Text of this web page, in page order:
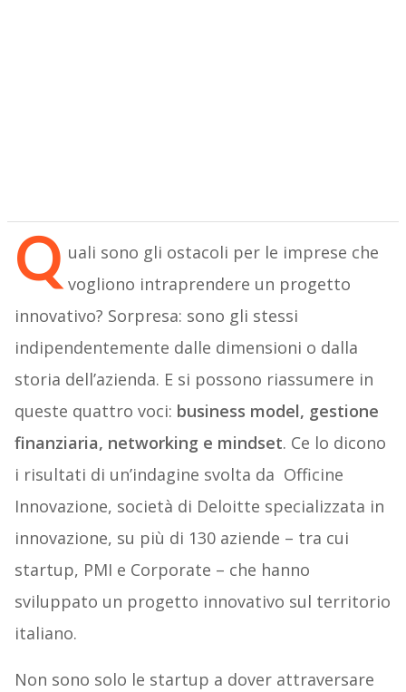
Q uali sono gli ostacoli per le imprese che
vogliono intraprendere un progetto
innovativo? Sorpresa: sono gli stessi
indipendentemente dalle dimensioni o dalla
storia dell’azienda. E si possono riassumere in
queste quattro voci: business model, gestione
finanziaria, networking e mindset. Ce lo dicono
i risultati di un’indagine svolta da Officine
Innovazione, società di Deloitte specializzata in
innovazione, su più di 130 aziende – tra cui
startup, PMI e Corporate – che hanno
sviluppato un progetto innovativo sul territorio
italiano.
Non sono solo le startup a dover attraversare